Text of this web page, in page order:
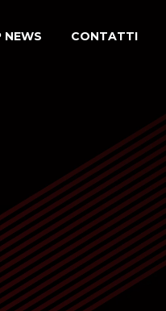
NEWS CONTATTI